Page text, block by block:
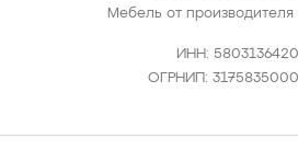
Мебель от производителя
ИНН:
ОГРНИП: